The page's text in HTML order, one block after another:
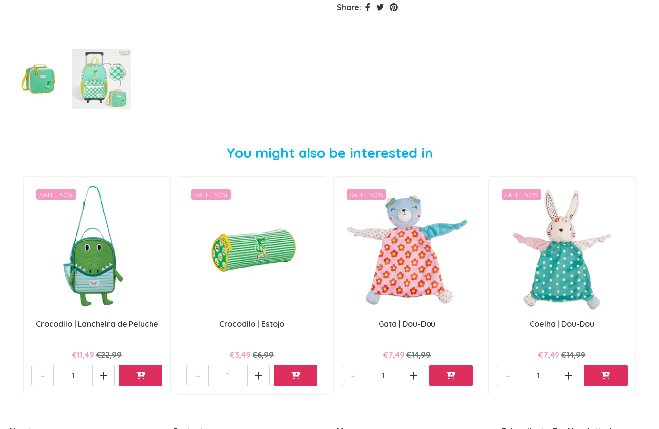
Share:
You might also be interested in
SALE -50%
Crocodilo | Lancheira de Peluche
€11,49 €22,99
+
-
SALE -50%
Crocodilo | Estojo
€3,49 €6,99
+
-
SALE -50%
Gata | Dou-Dou
€7,49 €14,99
+
-
SALE -50%
Coelha | Dou-Dou
€7,49 €14,99
+
-